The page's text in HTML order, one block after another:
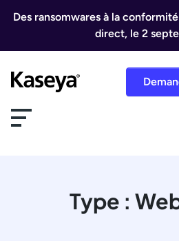
Des ransomwares à la
direct, le 2
Type :